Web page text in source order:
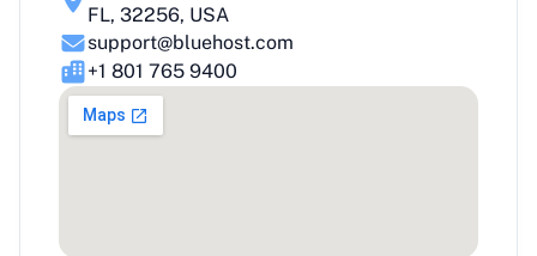
FL, 32256, USA
support@bluehost.com
+1 801 765 9400